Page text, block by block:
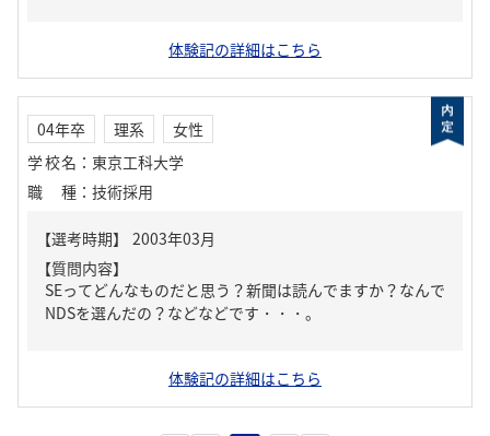
体験記の詳細はこちら
04年卒 理系
女性
学校名 ： 東京工科大学
職種 ： 技術採用
【質問内容】
SEってどんなものだと思う？新聞は読んでますか？なんで
NDSを選んだの？などなどです・・・。
体験記の詳細はこちら